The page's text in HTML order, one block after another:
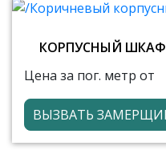
КОРПУСНЫЙ
Цена за пог. метр от
ВЫЗВАТЬ